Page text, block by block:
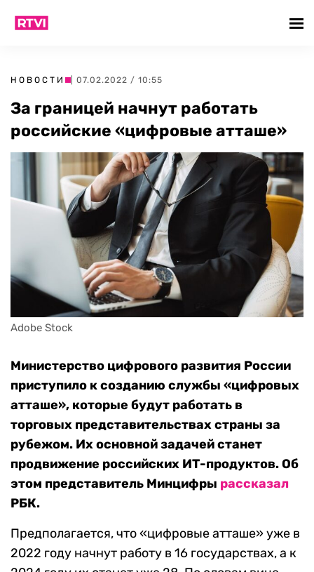
НОВОСТИ | 07.02.2022 / 10:55
За границей начнут работать
российские «цифровые атташе»
Adobe Stock
Министерство цифрового развития России
приступило к созданию службы «цифровых
атташе», которые будут работать в
торговых представительствах страны за
рубежом. Их основной задачей станет
продвижение российских ИТ-продуктов. Об
этом представитель Минцифры рассказал
РБК.
Предполагается, что «цифровые атташе» уже в
2022 году начнут работу в 16 государствах, а к